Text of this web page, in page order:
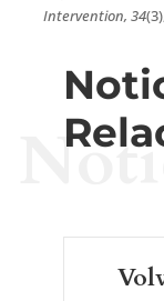
Intervention, 34